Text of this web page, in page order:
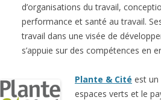
d’organisations du travail,
performance et santé au travail.
travail dans une visée de
s’appuie sur des compétences en
Plante & Cité est un
espaces verts et le